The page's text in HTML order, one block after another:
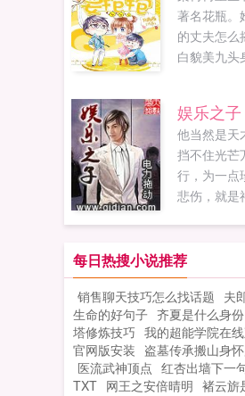
著名花瓶。
的丈夫怎么
白貌美九头
无泪不，我
模仿...
娱乐之子
他当然是天
挡不住光芒
行，为一点
悲伤，就是
每日热搜小说推荐
销售聊天技巧怎么找话题 夫
生命的好句子 齐夏是什么身份
塔修炼技巧 我的超能学院在
官网版安装 盗墓传承搬山身
医流武神顶点 红杏出墙下一
TXT 网王之安倍晴明 褚云旂